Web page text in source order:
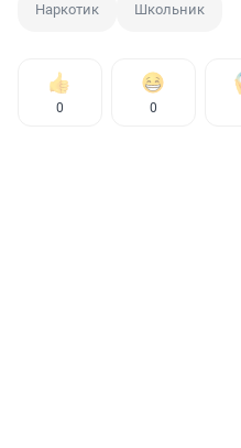
Наркотик Школьник
0 0